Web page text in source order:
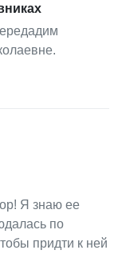
Я знаю ее
по
придти к ней